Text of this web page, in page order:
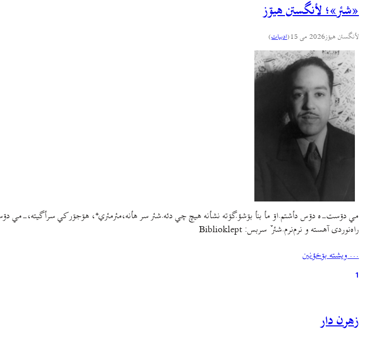
«شئر»؛ لأنگستن هيۊز
لأنگستن هيۊز2026 می 15 (ادبيات)
مي دۊست-ه دۊس دأشتم.اۊ مأ بنأ بۊشؤ.گۊته نشأنه هيچ چي دئه.شئر سر هأنه،مئرمئري*، هۊجۊر کي سرأگيته،-مي
راه‌نوردی آهسته و نرم‌نرم.شئر ٚ سربس: Biblioklept
… ويشته بۊخؤنين
1
زهرن دار